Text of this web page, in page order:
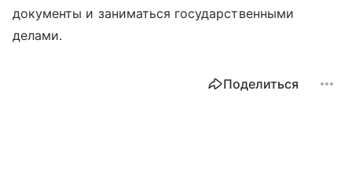
документы и заниматься государственными
делами.
Поделиться